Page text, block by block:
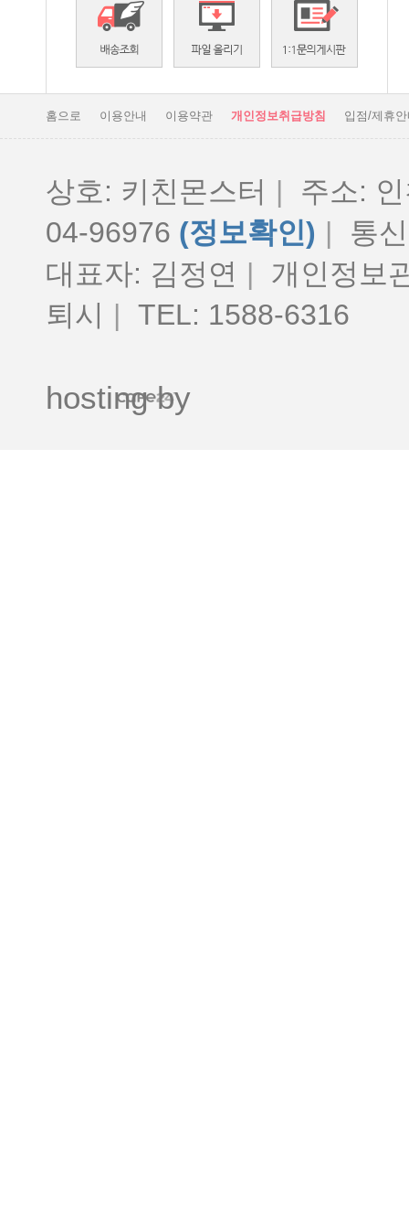
홈으로 이용안내 이용약관 개인정보취급방침 입점/제휴
상호: 키친몬스터 |
주소:
04-96976 (정보확인) |
통
대표자: 김정연 |
개인정보
퇴시
| TEL: 1588-6316
hosting by